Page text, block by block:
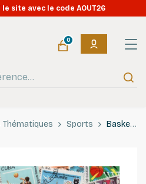
le site avec le code AOUT26
0
Sports Basketball timbres thématiques tous différents.